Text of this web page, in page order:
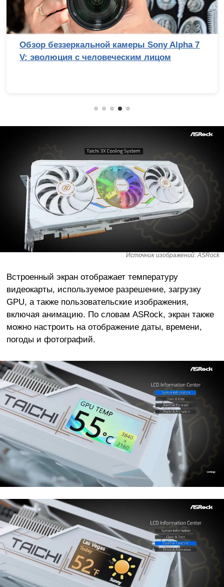
Обзор беззеркальной камеры Sony Alpha 7
V: эволюция с человеческим лицом
Источник изображений: ASRock
Встроенный экран отображает температуру
видеокарты, используемое разрешение, загрузку
GPU, а также пользовательские изображения,
включая анимацию. По словам ASRock, экран также
можно настроить на отображение даты, времени,
погоды и фотографий.